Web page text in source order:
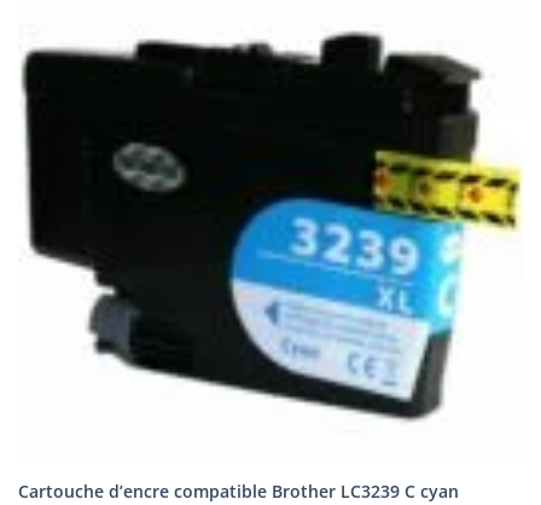
Cartouche d’encre compatible Brother LC3239 C cyan